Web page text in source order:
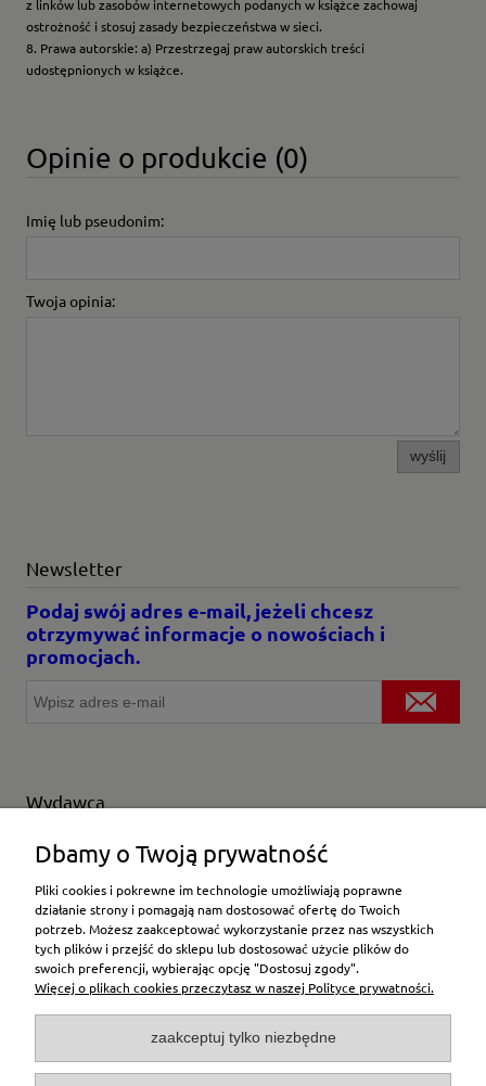
z linków lub zasobów internetowych podanych w książce zachowaj
ostrożność i stosuj zasady bezpieczeństwa w sieci.
8. Prawa autorskie: a) Przestrzegaj praw autorskich treści
udostępnionych w książce.
Opinie o produkcie (0)
Imię lub pseudonim:
Twoja opinia:
wyślij
Newsletter
Podaj swój adres e-mail, jeżeli chcesz
otrzymywać informacje o nowościach i
promocjach.
Wydawca
Wybierz producenta
Moje konto
Płatności i dostawa
Pomoc
Dbamy o Twoją prywatność
Pliki cookies i pokrewne im technologie umożliwiają poprawne
działanie strony i pomagają nam dostosować ofertę do Twoich
potrzeb. Możesz zaakceptować wykorzystanie przez nas wszystkich
tych plików i przejść do sklepu lub dostosować użycie plików do
swoich preferencji, wybierając opcję "Dostosuj zgody".
Więcej o plikach cookies przeczytasz w naszej Polityce prywatności.
zaakceptuj tylko niezbędne